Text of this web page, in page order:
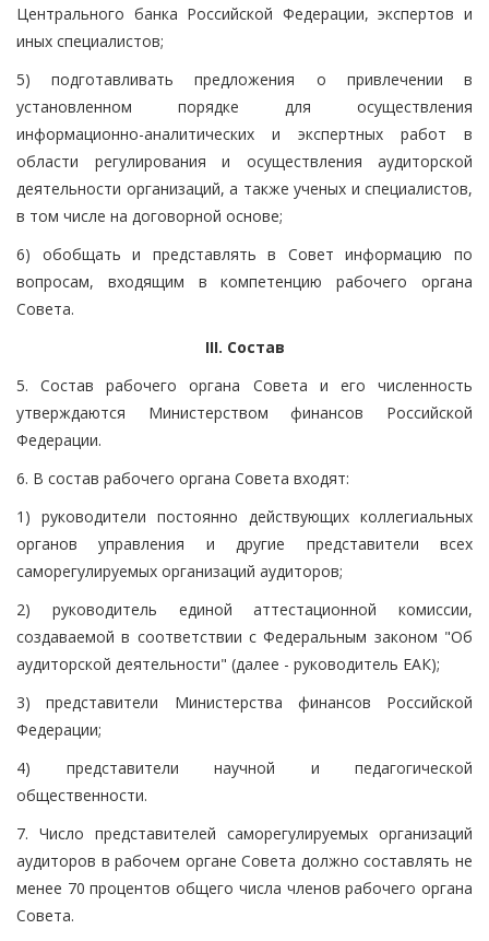
Центрального банка Российской Федерации, экспертов и
иных специалистов;
5) подготавливать предложения о привлечении в
установленном порядке для осуществления
информационно-аналитических и экспертных работ в
области регулирования и осуществления аудиторской
деятельности организаций, а также ученых и специалистов,
в том числе на договорной основе;
6) обобщать и представлять в Совет информацию по
вопросам, входящим в компетенцию рабочего органа
Совета.
III. Состав
5. Состав рабочего органа Совета и его численность
утверждаются Министерством финансов Российской
Федерации.
6. В состав рабочего органа Совета входят:
1) руководители постоянно действующих коллегиальных
органов управления и другие представители всех
саморегулируемых организаций аудиторов;
2) руководитель единой аттестационной комиссии,
создаваемой в соответствии с Федеральным законом "Об
аудиторской деятельности" (далее - руководитель ЕАК);
3) представители Министерства финансов Российской
Федерации;
4) представители научной и педагогической
общественности.
7. Число представителей саморегулируемых организаций
аудиторов в рабочем органе Совета должно составлять не
менее 70 процентов общего числа членов рабочего органа
Совета.